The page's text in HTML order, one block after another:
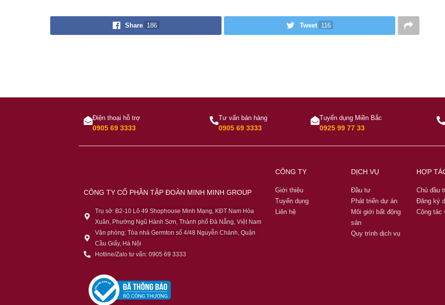
Share 186 Tweet 116
Điện thoại hỗ trợ
0905 69 3333
Tư vấn bán hàng
0905 69 3333
Tuyển dụng Miền Bắc
0925 99 77 33
CÔNG TY CỔ PHẦN TẬP ĐOÀN MINH MINH GROUP
Trụ sở: B2-10 Lô 49 Shophouse Minh Mạng, KĐT Nam Hòa
Xuân, Phường Ngũ Hành Sơn, Thành phố Đà Nẵng, Việt Nam
Văn phòng: Tòa nhà Germton số 4/48 Nguyễn Chánh, Quận
Cầu Giấy, Hà Nội
Hotline/Zalo tư vấn: 0905 69 3333
CÔNG TY
Giới thiệu
Tuyển dụng
Liên hệ
DỊCH VỤ
Đầu tư
Phát triển dự án
Môi giới bất động
sản
Quy trình dịch vụ
HỢP
Chủ đầu
Đăng ký
Cộng tác